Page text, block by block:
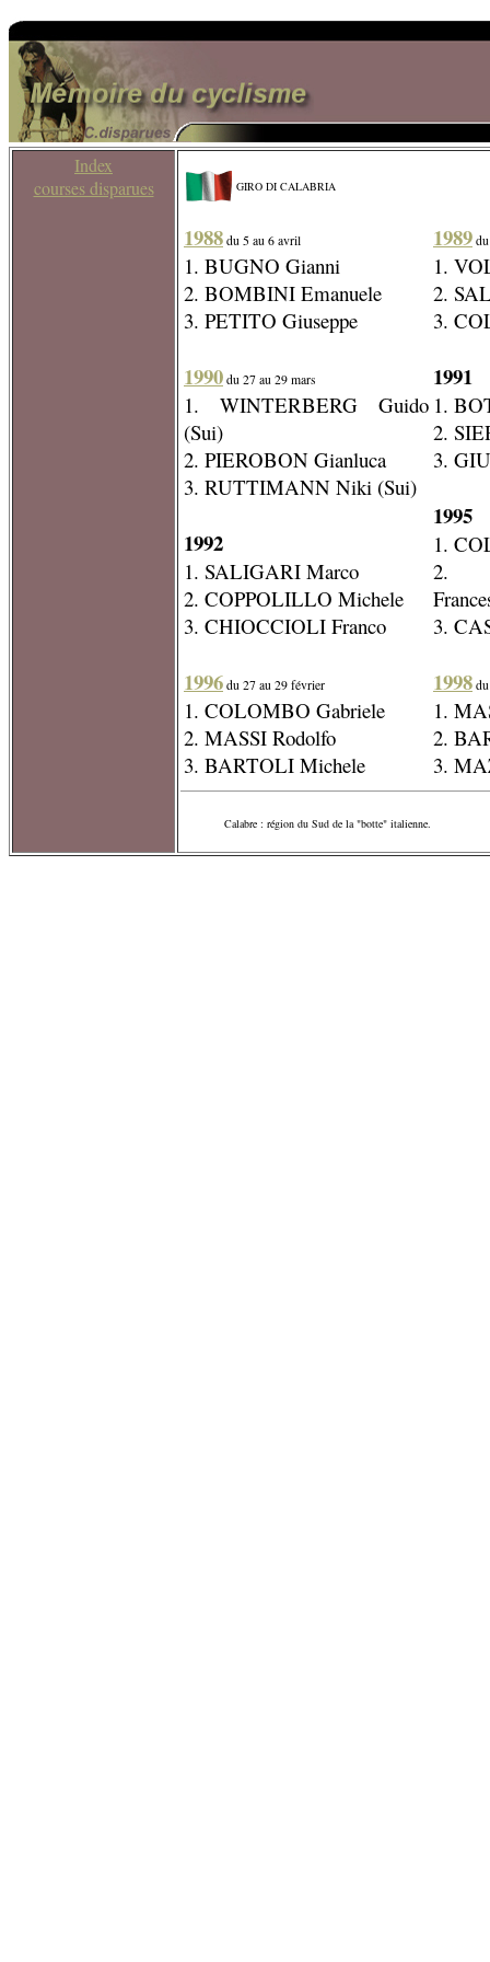
Index
courses disparues
GIRO DI CALABRIA
1988 du 5 au 6 avril
1. BUGNO Gianni
2. BOMBINI Emanuele
3. PETITO Giuseppe
1990 du 27 au 29 mars
1. WINTERBERG Guido
(Sui)
2. PIEROBON Gianluca
3. RUTTIMANN Niki (Sui)
1992
1. SALIGARI Marco
2. COPPOLILLO Michele
3. CHIOCCIOLI Franco
1996 du 27 au 29 février
1. COLOMBO Gabriele
2. MASSI Rodolfo
3. BARTOLI Michele
1989
1.
2.
3.
1991
1.
2.
3.
1995
1.
2.
3.
1998
1.
2.
3.
Calabre : région du Sud de la "botte" italienne.